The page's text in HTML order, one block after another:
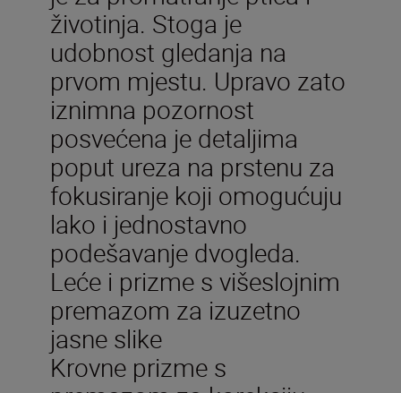
životinja. Stoga je
udobnost gledanja na
prvom mjestu. Upravo zato
iznimna pozornost
posvećena je detaljima
poput ureza na prstenu za
fokusiranje koji omogućuju
lako i jednostavno
podešavanje dvogleda.
Leće i prizme s višeslojnim
premazom za izuzetno
jasne slike
Krovne prizme s